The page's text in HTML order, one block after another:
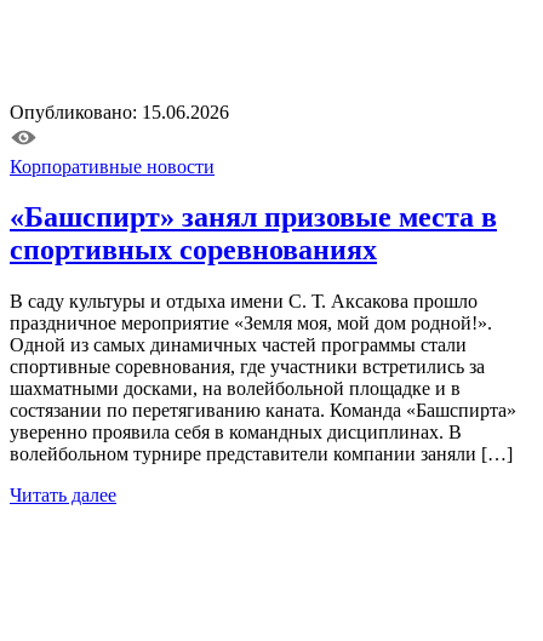
Опубликовано: 15.06.2026
Корпоративные новости
«Башспирт» занял призовые места в
спортивных соревнованиях
В саду культуры и отдыха имени С. Т. Аксакова прошло
праздничное мероприятие «Земля моя, мой дом родной!».
Одной из самых динамичных частей программы стали
спортивные соревнования, где участники встретились за
шахматными досками, на волейбольной площадке и в
состязании по перетягиванию каната. Команда «Башспирта»
уверенно проявила себя в командных дисциплинах. В
волейбольном турнире представители компании заняли […]
Читать далее